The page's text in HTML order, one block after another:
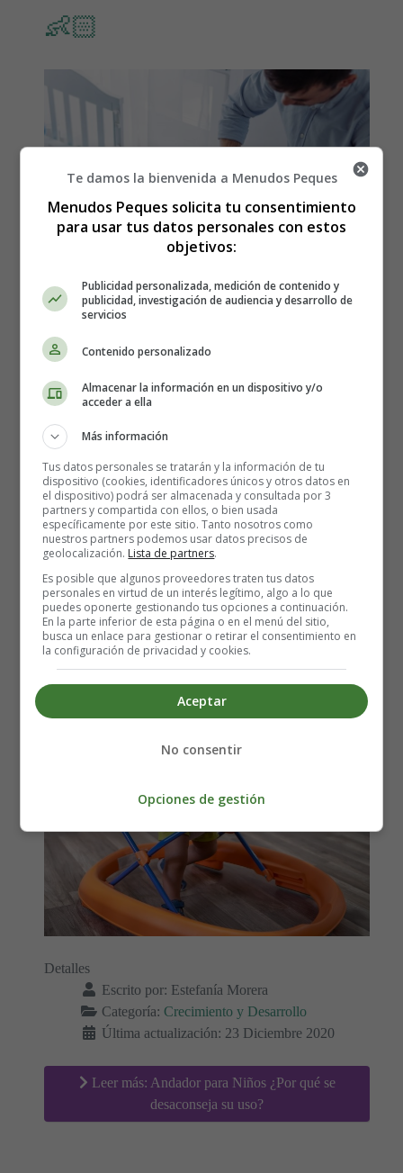
👶🏻
Detalles
Escrito por:
Estefanía Morera
Última actualización: 11 Abril 2024
Leer más: Cambio de Pañales e Higiene de los
Genitales de los Bebés 👶🏻
Andador para Niños ¿Por qué
se desaconseja su uso?
Detalles
Escrito por: Estefanía Morera
Categoría: Crecimiento y Desarrollo
Última actualización: 23 Diciembre 2020
Leer más: Andador para Niños ¿Por qué se
desaconseja su uso?
Te damos la bienvenida a Menudos Peques
Menudos Peques solicita tu consentimiento
para usar tus datos personales con estos
objetivos:
Publicidad personalizada, medición de contenido y
publicidad, investigación de audiencia y desarrollo de
servicios
Contenido personalizado
Almacenar la información en un dispositivo y/o
acceder a ella
Más información
Tus datos personales se tratarán y la información de tu
dispositivo (cookies, identificadores únicos y otros datos en
el dispositivo) podrá ser almacenada y consultada por 3
partners y compartida con ellos, o bien usada
específicamente por este sitio. Tanto nosotros como
nuestros partners podemos usar datos precisos de
geolocalización. Lista de partners.
Es posible que algunos proveedores traten tus datos
personales en virtud de un interés legítimo, algo a lo que
puedes oponerte gestionando tus opciones a continuación.
En la parte inferior de esta página o en el menú del sitio,
busca un enlace para gestionar o retirar el consentimiento en
la configuración de privacidad y cookies.
Aceptar
No consentir
Opciones de gestión